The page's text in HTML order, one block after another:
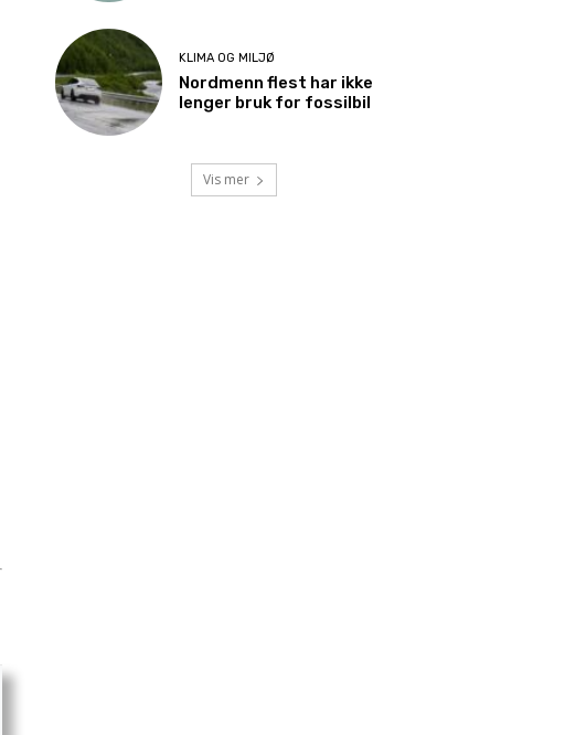
KLIMA OG MILJØ
Nordmenn flest har ikke
lenger bruk for fossilbil
Vis mer